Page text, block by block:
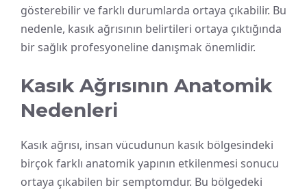
gösterebilir ve farklı durumlarda ortaya çıkabilir. Bu
nedenle, kasık ağrısının belirtileri ortaya çıktığında
bir sağlık profesyoneline danışmak önemlidir.
Kasık Ağrısının Anatomik
Nedenleri
Kasık ağrısı, insan vücudunun kasık bölgesindeki
birçok farklı anatomik yapının etkilenmesi sonucu
ortaya çıkabilen bir semptomdur. Bu bölgedeki